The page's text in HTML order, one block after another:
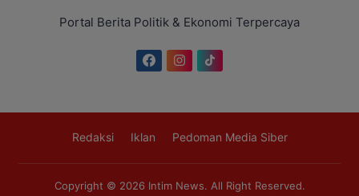
Portal Berita Politik & Ekonomi Terpercaya
Redaksi Iklan Pedoman Media Siber
Copyright © 2026 Intim News. All Right Reserved.